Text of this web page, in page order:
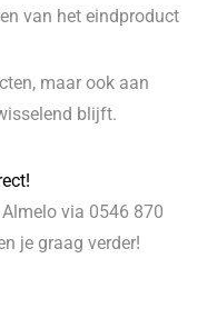
van het eindproduct
maar ook aan
blijft.
via 0546 870
je graag verder!